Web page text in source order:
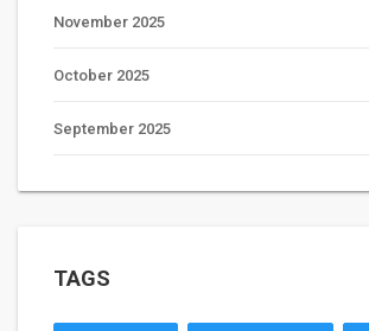
November 2025
October 2025
September 2025
TAGS